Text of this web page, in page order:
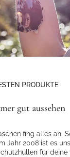
PRODUKTE
gut aussehen
fing alles an.
Jahr 2008 ist es
für deine